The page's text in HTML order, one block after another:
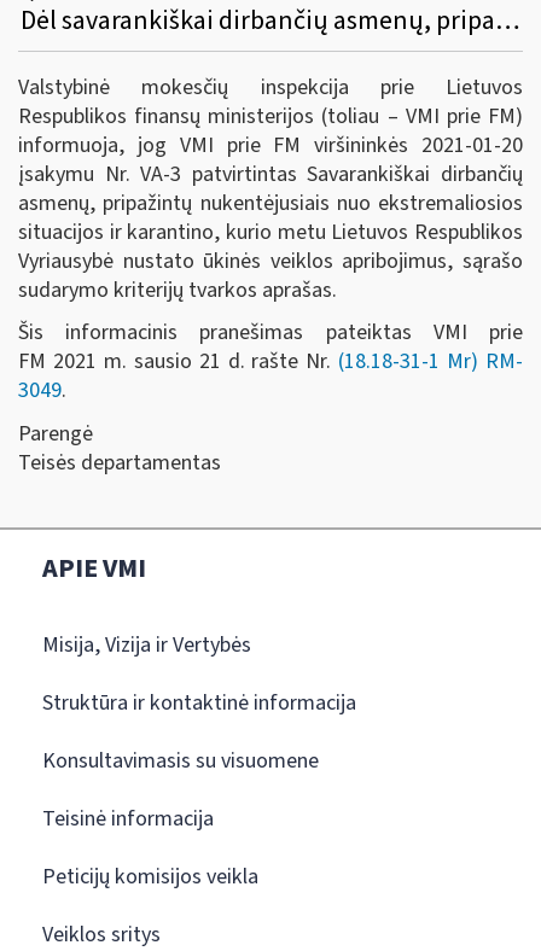
Dėl savarankiškai dirbančių asmenų, pripažintų nukentėjusiais nuo ekstremaliosios situacijos ir karantino, sąrašo sudarymo kriterijų tvarkos aprašo patvirtinimo
Valstybinė mokesčių inspekcija prie Lietuvos
Respublikos finansų ministerijos (toliau – VMI prie FM)
informuoja, jog VMI prie FM viršininkės 2021-01-20
įsakymu Nr. VA-3 patvirtintas Savarankiškai dirbančių
asmenų, pripažintų nukentėjusiais nuo ekstremaliosios
situacijos ir karantino, kurio metu Lietuvos Respublikos
Vyriausybė nustato ūkinės veiklos apribojimus, sąrašo
sudarymo kriterijų tvarkos aprašas.
Šis informacinis pranešimas pateiktas VMI prie
FM 2021 m. sausio 21 d. rašte Nr. (18.18-31-1 Mr) RM-
3049.
Parengė
Teisės departamentas
APIE VMI
Misija, Vizija ir Vertybės
Struktūra ir kontaktinė informacija
Konsultavimasis su visuomene
Teisinė informacija
Peticijų komisijos veikla
Veiklos sritys